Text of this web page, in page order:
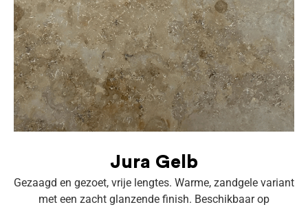
Jura Gelb
Gezaagd en gezoet, vrije lengtes. Warme, zandgele variant
met een zacht glanzende finish. Beschikbaar op